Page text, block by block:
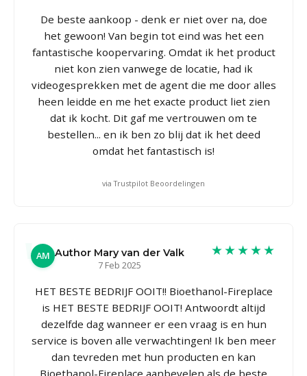
De beste aankoop - denk er niet over na, doe
het gewoon! Van begin tot eind was het een
fantastische koopervaring. Omdat ik het product
niet kon zien vanwege de locatie, had ik
videogesprekken met de agent die me door alles
heen leidde en me het exacte product liet zien
dat ik kocht. Dit gaf me vertrouwen om te
bestellen... en ik ben zo blij dat ik het deed
omdat het fantastisch is!
via Trustpilot Beoordelingen
AM Author Mary van der Valk
7 Feb 2025
★★★★★
HET BESTE BEDRIJF OOIT!! Bioethanol-Fireplace
is HET BESTE BEDRIJF OOIT! Antwoordt altijd
dezelfde dag wanneer er een vraag is en hun
service is boven alle verwachtingen! Ik ben meer
dan tevreden met hun producten en kan
Bioethanol-Fireplace aanbevelen als de beste